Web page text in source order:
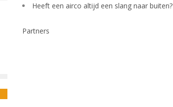
Heeft een airco altijd een slang naar buiten?
Partners